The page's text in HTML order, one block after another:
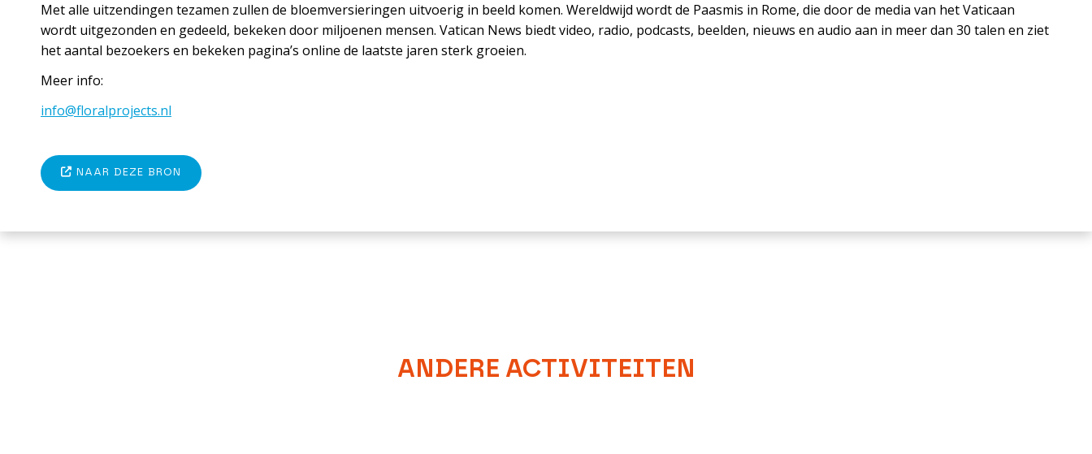
Met alle uitzendingen tezamen zullen de bloemversieringen uitvoerig in beeld komen. Wereldwijd wordt de Paasmis in Rome, die door de media van het Vaticaan
wordt uitgezonden en gedeeld, bekeken door miljoenen mensen. Vatican News biedt video, radio, podcasts, beelden, nieuws en audio aan in meer dan 30 talen en ziet
het aantal bezoekers en bekeken pagina’s online de laatste jaren sterk groeien.
Meer info:
info@floralprojects.nl
NAAR DEZE BRON
ANDERE ACTIVITEITEN